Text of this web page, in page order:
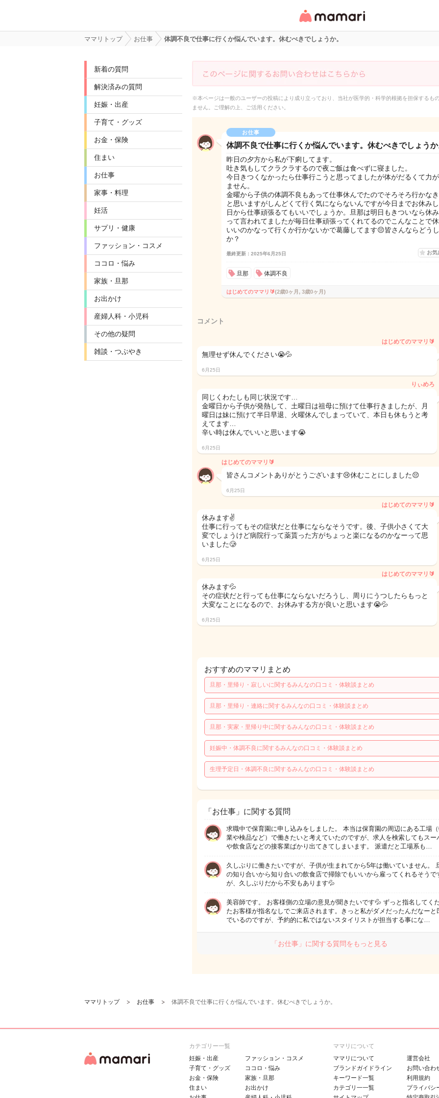
リ・情報サイト
ママリトップ お仕事 体調不良で仕事に行くか悩んでいます。休むべきでしょうか。
新着の質問
解決済みの質問
妊娠・出産
子育て・グッズ
お金・保険
住まい
お仕事
家事・料理
妊活
サプリ・健康
ファッション・コスメ
ココロ・悩み
家族・旦那
お出かけ
産婦人科・小児科
その他の疑問
雑談・つぶやき
※本ページは一般のユーザーの投稿により成り立っており、当社が医学的・科学的根拠を担保するも
ません。ご理解の上、ご活用ください。
お仕事
体調不良で仕事に行くか悩んでいます。休むべきでしょうか
昨日の夕方から私が下痢してます。
吐き気もしてクラクラするので夜ご飯は食べずに寝ました。
今日きつくなかったら仕事行こうと思ってましたが体がだるくて力
ません。
金曜から子供の体調不良もあって仕事休んでたのでそろそろ行かな
と思いますがしんどくて行く気にならないんですが今日までお休み
日から仕事頑張るてもいいでしょうか。旦那は明日もきついなら休
って言われてましたが毎日仕事頑張ってくれてるのでこんなことで
いいのかなって行くか行かないかで葛藤してます😔皆さんならどう
か？
最終更新：2025年6月25日 お気
旦那 体調不良
はじめてのママリ🔰(2歳0ヶ月, 3歳0ヶ月)
コメント
はじめてのママリ🔰
無理せず休んでください😭💦
6月25日
りぃめろ
同じくわたしも同じ状況です…
金曜日から子供が発熱して、土曜日は祖母に預けて仕事行きましたが、月
曜日は妹に預けて半日早退、火曜休んでしまっていて、本日も休もうと考
えてます…
辛い時は休んでいいと思います😭
6月25日
はじめてのママリ🔰
皆さんコメントありがとうございます😢休むことにしました😔
6月25日
はじめてのママリ🔰
休みます✌
仕事に行ってもその症状だと仕事にならなそうです。後、子供小さくて大
変でしょうけど病院行って薬貰った方がちょっと楽になるのかなーって思
いました🥲
6月25日
はじめてのママリ🔰
休みます💦
その症状だと行っても仕事にならないだろうし、周りにうつしたらもっと
大変なことになるので、お休みする方が良いと思います😭💦
6月25日
おすすめのママリまとめ
旦那・里帰り・寂しいに関するみんなの口コミ・体験談まとめ
旦那・里帰り・連絡に関するみんなの口コミ・体験談まとめ
旦那・実家・里帰り中に関するみんなの口コミ・体験談まとめ
妊娠中・体調不良に関するみんなの口コミ・体験談まとめ
生理予定日・体調不良に関するみんなの口コミ・体験談まとめ
「お仕事」に関する質問
求職中で保育園に申し込みをしました。 本当は保育園の周辺にある工場
業や検品など）で働きたいと考えていたのですが、求人を検索してもスー
や飲食店などの接客業ばかり出てきてしまいます。 派遣だと工場系も…
久しぶりに働きたいですが、子供が生まれてから5年は働いていません。
の知り合いから知り合いの飲食店で掃除でもいいから雇ってくれるそうで
が、久しぶりだから不安もあります💦
美容師です。 お客様側の立場の意見が聞きたいです💦 ずっと指名してく
たお客様が指名なしでご来店されます。きっと私がダメだったんだなーと
でいるのですが、予約的に私ではないスタイリストが担当する事にな…
「お仕事」に関する質問をもっと見る
ママリトップ お仕事 体調不良で仕事に行くか悩んでいます。休むべきでしょうか。
カテゴリー一覧
妊娠・出産
子育て・グッズ
お金・保険
住まい
ファッション・コスメ
ココロ・悩み
家族・旦那
お出かけ
ママリについて
ママリについて
ブランドガイドライン
キーワード一覧
カテゴリ一一覧
運営会社
お問い合わ
利用規約
プライバシ